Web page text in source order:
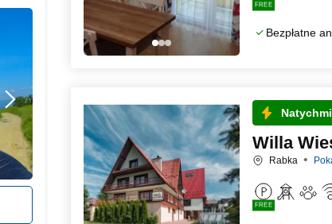
FREE
Bezpłatne
Willa
Rabka
FREE